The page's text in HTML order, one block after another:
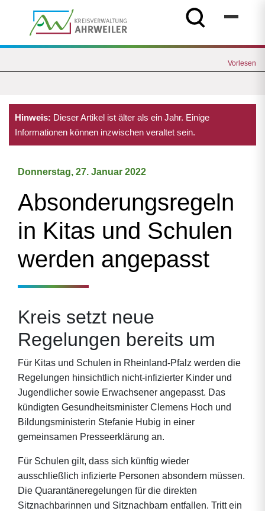
Vorlesen
Hinweis: Dieser Artikel ist älter als ein Jahr. Einige
Informationen können inzwischen veraltet sein.
Donnerstag, 27. Januar 2022
Absonderungsregeln
in Kitas und Schulen
werden angepasst
Kreis setzt neue
Regelungen bereits um
Für Kitas und Schulen in Rheinland-Pfalz werden die
Regelungen hinsichtlich nicht-infizierter Kinder und
Jugendlicher sowie Erwachsener angepasst. Das
kündigten Gesundheitsminister Clemens Hoch und
Bildungsministerin Stefanie Hubig in einer
gemeinsamen Presseerklärung an.
Für Schulen gilt, dass sich künftig wieder
ausschließlich infizierte Personen absondern müssen.
Die Quarantäneregelungen für die direkten
Sitznachbarinnen und Sitznachbarn entfallen. Tritt ein